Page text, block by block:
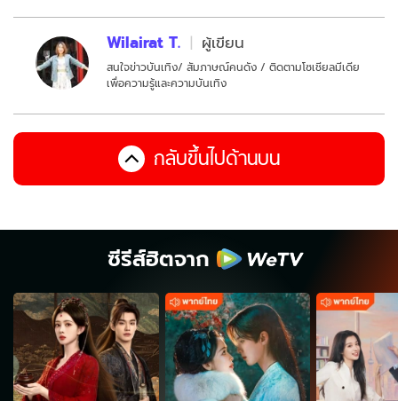
Wilairat T. ผู้เขียน
สนใจข่าวบันเทิง/ สัมภาษณ์คนดัง / ติดตามโซเชียลมีเดีย
เพื่อความรู้และความบันเทิง
กลับขึ้นไปด้านบน
ซีรีส์ฮิตจาก